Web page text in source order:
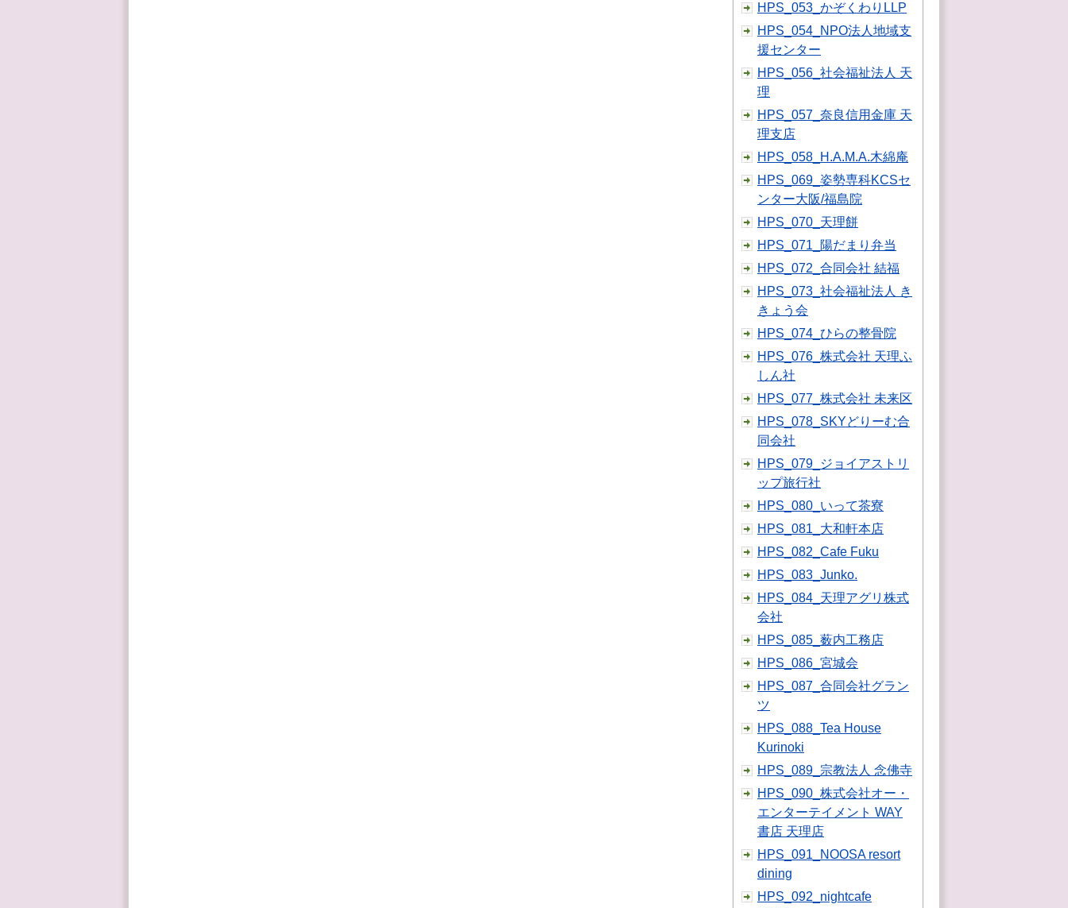
HPS_053_かぞくわりLLP
HPS_054_NPO法人地域支
援センター
HPS_056_社会福祉法人 天
理
HPS_057_奈良信用金庫 天
理支店
HPS_058_H.A.M.A.木綿庵
HPS_069_姿勢専科KCSセ
ンター大阪/福島院
HPS_070_天理餅
HPS_071_陽だまり弁当
HPS_072_合同会社 結福
HPS_073_社会福祉法人 き
きょう会
HPS_074_ひらの整骨院
HPS_076_株式会社 天理ふ
しん社
HPS_077_株式会社 未来区
HPS_078_SKYどりーむ合
同会社
HPS_079_ジョイアストリ
ップ旅行社
HPS_080_いって茶寮
HPS_081_大和軒本店
HPS_082_Cafe Fuku
HPS_083_Junko.
HPS_084_天理アグリ株式
会社
HPS_085_薮内工務店
HPS_086_宮城会
HPS_087_合同会社グラン
ツ
HPS_088_Tea House
Kurinoki
HPS_089_宗教法人 念佛寺
HPS_090_株式会社オー・
エンターテイメント WAY
書店 天理店
HPS_091_NOOSA resort
dining
HPS_092_nightcafe